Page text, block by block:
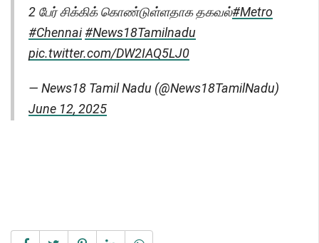
2 பேர் சிக்கிக் கொண்டுள்ளதாக தகவல்#Metro
#Chennai#News18Tamilnadu
pic.twitter.com/DW2IAQ5LJ0
— News18 Tamil Nadu (@News18TamilNadu)
June 12, 2025